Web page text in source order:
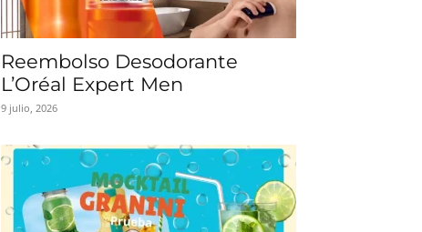
Reembolso Desodorante
L’Oréal Expert Men
9 julio, 2026